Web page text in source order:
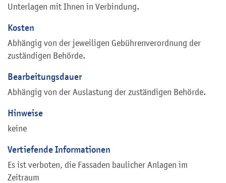
Unterlagen mit Ihnen in Verbindung.
Kosten
Abhängig von der jeweiligen Gebührenverordnung der
zuständigen Behörde.
Bearbeitungsdauer
Abhängig von der Auslastung der zuständigen Behörde.
Hinweise
keine
Vertiefende Informationen
Es ist verboten, die Fassaden baulicher Anlagen im
Zeitraum